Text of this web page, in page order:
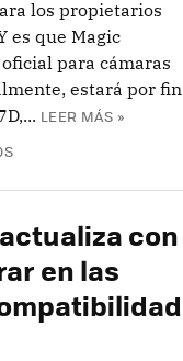
los propietarios
es que Magic
para cámaras
estará por fin
LEER MÁS »
actualiza con
en las